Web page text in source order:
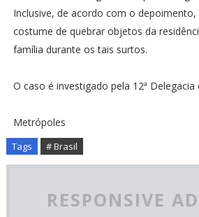
Inclusive, de acordo com o
costume de quebrar objetos da
família durante os tais surtos.
O caso é investigado pela 12ª Delegacia
Metrópoles
Tags # Brasil
RESPONSIVE